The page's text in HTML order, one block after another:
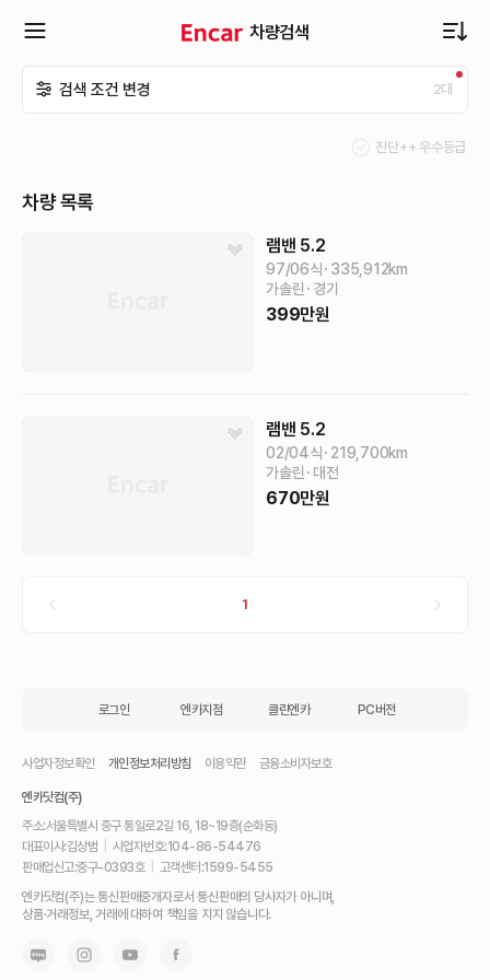
차량검색
검색 조건 변경 2대
진단++ 우수등급
차량 목록
램밴 5.2
97/06식 335,912km
가솔린
경기
399만원
램밴 5.2
02/04식 219,700km
가솔린
대전
670만원
1
로그인 엔카지점 클린엔카 PC버전
사업자정보확인 개인정보처리방침 이용약관 금융소비자보호
엔카닷컴(주)
주소:서울특별시 중구 통일로2길 16, 18~19층(순화동)
대표이사:김상범 사업자번호:104-86-54476
판매업신고:중구-0393호 고객센터:1599-5455
차
를
고
엔카닷컴(주)는 통신판매중개자로서 통신판매의 당사자가 아니며,
상품·거래정보, 거래에 대하여 책임을 지지 않습니다.